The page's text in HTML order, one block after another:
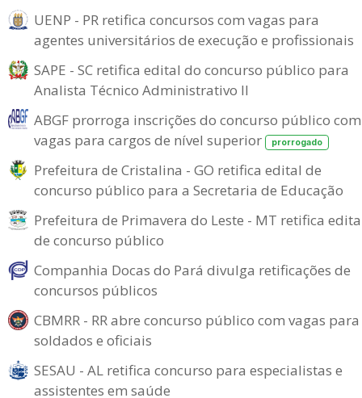
UENP - PR retifica concursos com vagas para
agentes universitários de execução e profissionais
SAPE - SC retifica edital do concurso público para
Analista Técnico Administrativo II
ABGF prorroga inscrições do concurso público com
vagas para cargos de nível superior
prorrogado
Prefeitura de Cristalina - GO retifica edital de
concurso público para a Secretaria de Educação
Prefeitura de Primavera do Leste - MT retifica
de concurso público
Companhia Docas do Pará divulga retificações de
concursos públicos
CBMRR - RR abre concurso público com vagas para
soldados e oficiais
SESAU - AL retifica concurso para especialistas e
assistentes em saúde